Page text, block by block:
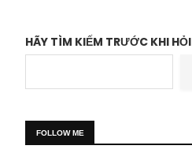
HÃY TÌM KIẾM TRƯỚC KHI HỎI
FOLLOW ME